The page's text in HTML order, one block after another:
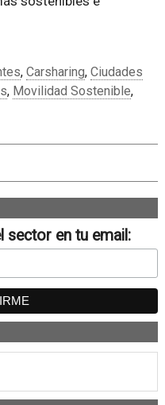
, Carsharing, Ciudades
, Movilidad Sostenible,
sector en tu email: